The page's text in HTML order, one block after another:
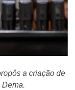
a criação de